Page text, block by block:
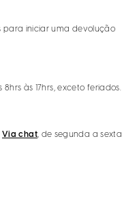
para iniciar uma devolução
às 17hrs, exceto feriados.
Via chat, de segunda a sexta